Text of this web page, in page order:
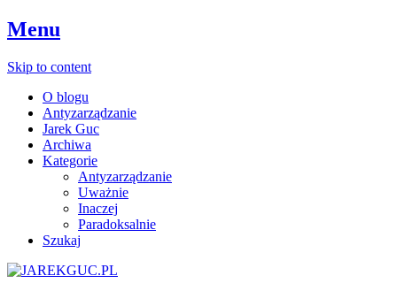
Menu
Skip to content
O blogu
Antyzarządzanie
Jarek Guc
Archiwa
Kategorie
Antyzarządzanie
Uważnie
Inaczej
Paradoksalnie
Szukaj